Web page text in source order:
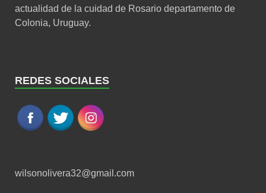
actualidad de la cuidad de Rosario departamento de
Colonia, Uruguay.
REDES SOCIALES
wilsonolivera32@gmail.com